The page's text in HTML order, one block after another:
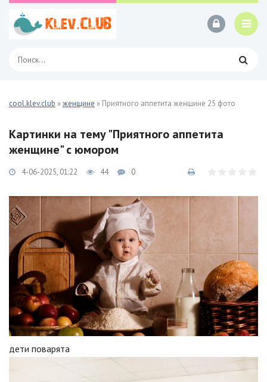
cool.klev.club »женщине » Приятного аппетита женщине 25 фото
Картинки на тему "Приятного аппетита
женщине" с юмором
4-06-2025, 01:22 44 0
дети поварята